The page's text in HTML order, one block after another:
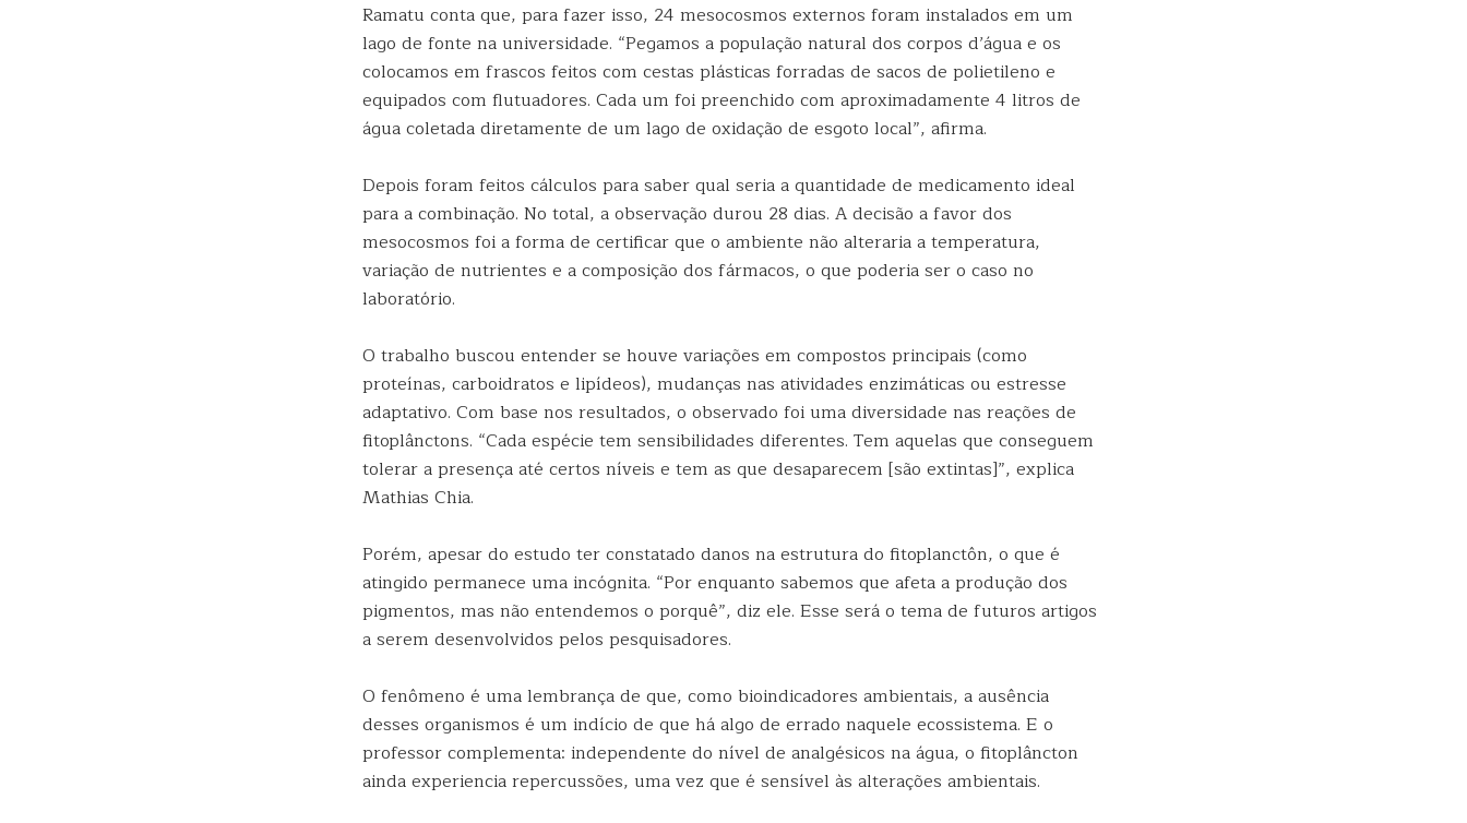
Ramatu conta que, para fazer isso, 24 mesocosmos externos foram instalados em um
lago de fonte na universidade. “Pegamos a população natural dos corpos d’água e os
colocamos em frascos feitos com cestas plásticas forradas de sacos de polietileno e
equipados com flutuadores. Cada um foi preenchido com aproximadamente 4 litros de
água coletada diretamente de um lago de oxidação de esgoto local”, afirma.
Depois foram feitos cálculos para saber qual seria a quantidade de medicamento ideal
para a combinação. No total, a observação durou 28 dias. A decisão a favor dos
mesocosmos foi a forma de certificar que o ambiente não alteraria a temperatura,
variação de nutrientes e a composição dos fármacos, o que poderia ser o caso no
laboratório.
O trabalho buscou entender se houve variações em compostos principais (como
proteínas, carboidratos e lipídeos), mudanças nas atividades enzimáticas ou estresse
adaptativo. Com base nos resultados, o observado foi uma diversidade nas reações de
fitoplânctons. “Cada espécie tem sensibilidades diferentes. Tem aquelas que conseguem
tolerar a presença até certos níveis e tem as que desaparecem [são extintas]”, explica
Mathias Chia.
Porém, apesar do estudo ter constatado danos na estrutura do fitoplanctôn, o que é
atingido permanece uma incógnita. “Por enquanto sabemos que afeta a produção dos
pigmentos, mas não entendemos o porquê”, diz ele. Esse será o tema de futuros artigos
a serem desenvolvidos pelos pesquisadores.
O fenômeno é uma lembrança de que, como bioindicadores ambientais, a ausência
desses organismos é um indício de que há algo de errado naquele ecossistema. E o
professor complementa: independente do nível de analgésicos na água, o fitoplâncton
ainda experiencia repercussões, uma vez que é sensível às alterações ambientais.